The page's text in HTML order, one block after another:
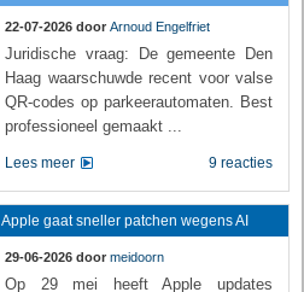
22-07-2026 door Arnoud Engelfriet
Juridische vraag: De gemeente Den
Haag waarschuwde recent voor valse
QR-codes op parkeerautomaten. Best
professioneel gemaakt ...
9 reacties
Lees meer
Apple gaat sneller patchen wegens AI
29-06-2026 door meidoorn
Op 29 mei heeft Apple updates